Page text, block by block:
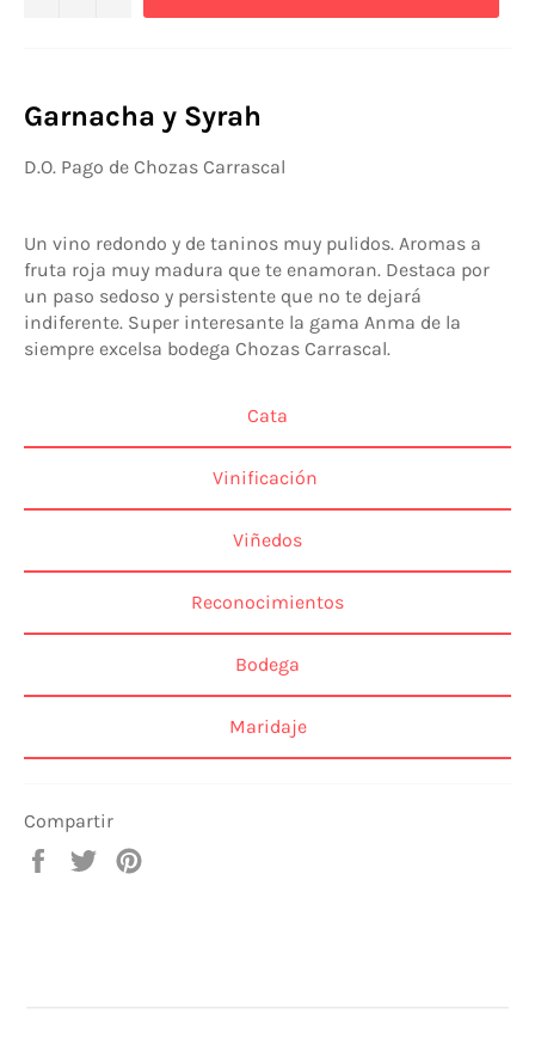
Garnacha y Syrah
D.O. Pago de Chozas Carrascal
Un vino redondo y de taninos muy pulidos. Aromas a
fruta roja muy madura que te enamoran. Destaca por
un paso sedoso y persistente que no te dejará
indiferente. Super interesante la gama Anma de la
siempre excelsa bodega Chozas Carrascal.
Cata
Vinificación
Viñedos
Reconocimientos
Bodega
Maridaje
Compartir
Compartir
Tuitear